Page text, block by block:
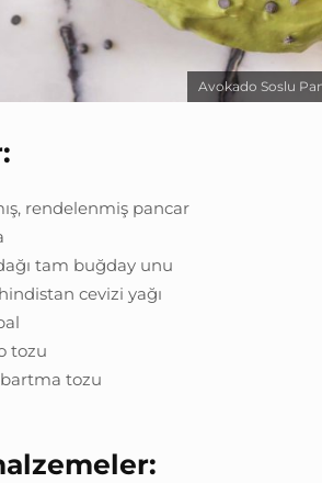
Avokado Soslu
rendelenmiş pancar
tam buğday unu
cevizi yağı
tozu
tozu